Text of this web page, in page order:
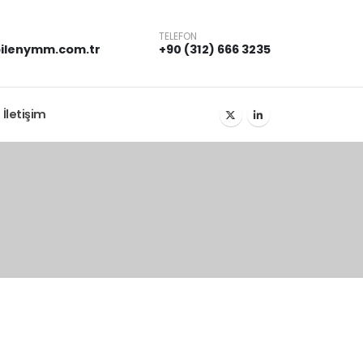
TELEFON
+90 (312) 666 3235
İletişim